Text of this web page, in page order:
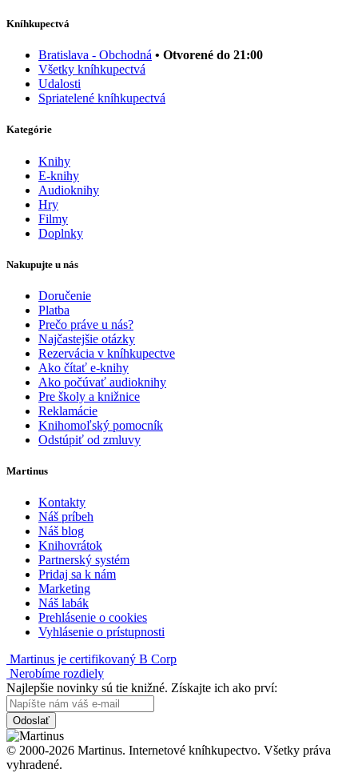
Kníhkupectvá
Bratislava - Obchodná • Otvorené do 21:00
Všetky kníhkupectvá
Udalosti
Spriatelené kníhkupectvá
Kategórie
Knihy
E-knihy
Audioknihy
Hry
Filmy
Doplnky
Nakupujte u nás
Doručenie
Platba
Prečo práve u nás?
Najčastejšie otázky
Rezervácia v kníhkupectve
Ako čítať e-knihy
Ako počúvať audioknihy
Pre školy a knižnice
Reklamácie
Knihomoľský pomocník
Odstúpiť od zmluvy
Martinus
Kontakty
Náš príbeh
Náš blog
Knihovrátok
Partnerský systém
Pridaj sa k nám
Marketing
Náš labák
Prehlásenie o cookies
Vyhlásenie o prístupnosti
Martinus je certifikovaný B Corp
Nerobíme rozdiely
Najlepšie novinky sú tie knižné. Získajte ich ako prví:
Odoslať
© 2000-2026 Martinus. Internetové kníhkupectvo. Všetky práva
vyhradené.